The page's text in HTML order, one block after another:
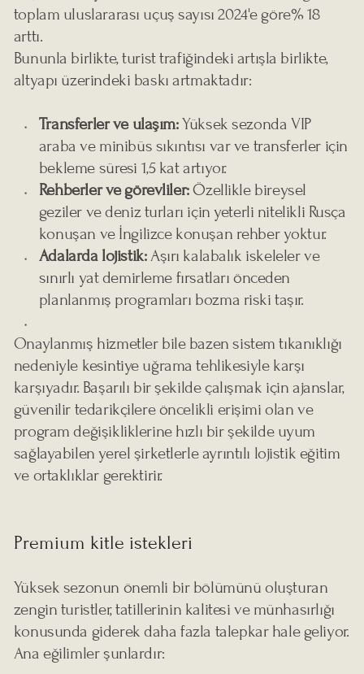
toplam uluslararası uçuş sayısı 2024'e göre% 18
arttı.
Bununla birlikte, turist trafiğindeki artışla birlikte,
altyapı üzerindeki baskı artmaktadır:
Transferler ve ulaşım:Yüksek sezonda VIP
araba ve minibüs sıkıntısı var ve transferler için
bekleme süresi 1,5 kat artıyor.
Rehberler ve görevliler:Özellikle bireysel
geziler ve deniz turları için yeterli nitelikli Rusça
konuşan ve İngilizce konuşan rehber yoktur.
Adalarda lojistik:Aşırı kalabalık iskeleler ve
sınırlı yat demirleme fırsatları önceden
planlanmış programları bozma riski taşır.
Onaylanmış hizmetler bile bazen sistem tıkanıklığı
nedeniyle kesintiye uğrama tehlikesiyle karşı
karşıyadır. Başarılı bir şekilde çalışmak için ajanslar,
güvenilir tedarikçilere öncelikli erişimi olan ve
program değişikliklerine hızlı bir şekilde uyum
sağlayabilen yerel şirketlerle ayrıntılı lojistik eğitim
ve ortaklıklar gerektirir.
Premium kitle istekleri
Yüksek sezonun önemli bir bölümünü oluşturan
zengin turistler, tatillerinin kalitesi ve münhasırlığı
konusunda giderek daha fazla talepkar hale geliyor.
Ana eğilimler şunlardır: